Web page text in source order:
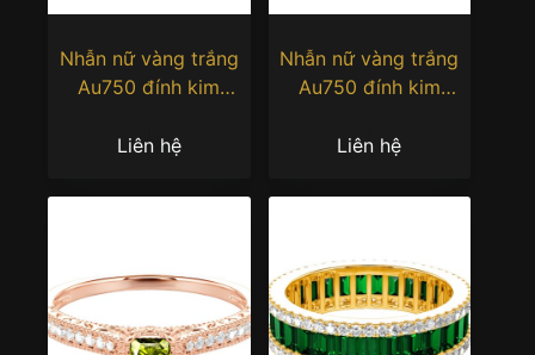
Nhẫn nữ vàng trắng
Au750 đính kim
Liên hệ
Nhẫn nữ vàng trắng
Au750 đính kim
Liên hệ